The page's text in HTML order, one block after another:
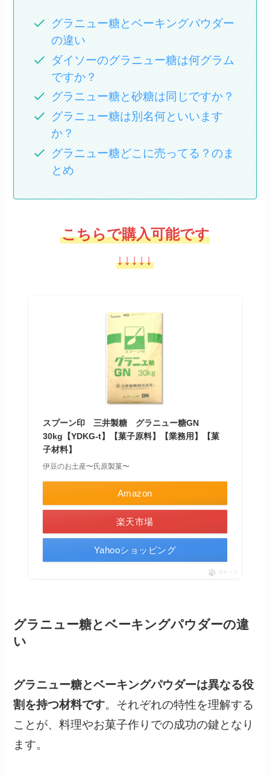
グラニュー糖とベーキングパウダー
の違い
ダイソーのグラニュー糖は何グラム
ですか？
グラニュー糖と砂糖は同じですか？
グラニュー糖は別名何といいます
か？
グラニュー糖どこに売ってる？のま
とめ
こちらで購入可能です
↓↓↓↓↓
スプーン印 三井製糖 グラニュー糖GN
30kg【YDKG-t】【菓子原料】【業務用】【菓
子材料】
伊豆のお土産〜氏原製菓〜
Amazon
楽天市場
Yahooショッピング
ポチップ
グラニュー糖とベーキングパウダーの違
い
グラニュー糖とベーキングパウダーは異なる役
割を持つ材料です。それぞれの特性を理解する
ことが、料理やお菓子作りでの成功の鍵となり
ます。